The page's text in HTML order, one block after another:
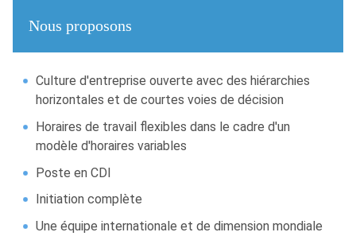
Nous proposons
Culture d'entreprise ouverte avec des hiérarchies
horizontales et de courtes voies de décision
Horaires de travail flexibles dans le cadre d'un
modèle d'horaires variables
Poste en CDI
Initiation complète
Une équipe internationale et de dimension mondiale